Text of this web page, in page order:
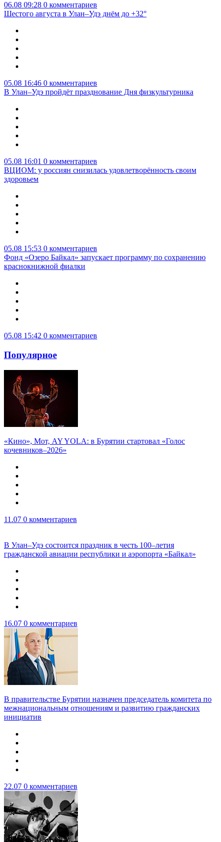
06.08 09:28 0 комментариев
Шестого августа в Улан–Удэ днём до +32°
05.08 16:46 0 комментариев
В Улан–Удэ пройдёт празднование Дня физкультурника
05.08 16:01 0 комментариев
ВЦИОМ: у россиян снизилась удовлетворённость своим
здоровьем
05.08 15:53 0 комментариев
Фонд «Озеро Байкал» запускает программу по сохранению
краснокнижной фиалки
05.08 15:42 0 комментариев
Популярное
«Кино», Мот, AY YOLA: в Бурятии стартовал «Голос
кочевников–2026»
11.07 0 комментариев
В Улан–Удэ состоится праздник в честь 100–летия
гражданской авиации республики и аэропорта «Байкал»
16.07 0 комментариев
В правительстве Бурятии назначен председатель комитета по
межнациональным отношениям и развитию гражданских
инициатив
22.07 0 комментариев